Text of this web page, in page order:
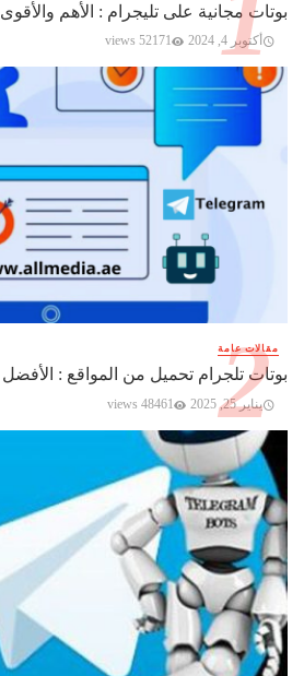
بوتات مجانية على تليجرام : الأهم والأقوى 2026✨️
أكتوبر 4, 2024 52171 views
مقالات عامة
بوتات تلجرام تحميل من المواقع : الأفضل 2026
يناير 25, 2025 48461 views